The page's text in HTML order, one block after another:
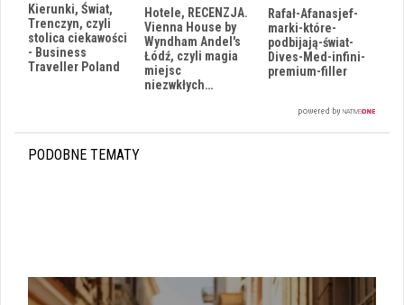
Kierunki, Świat,
Trenczyn, czyli
stolica ciekawości
- Business
Traveller Poland
Hotele, RECENZJA.
Vienna House by
Wyndham Andel's
Łódź, czyli magia
miejsc
niezwkłych…
Rafał-Afanasjef-
marki-które-
podbijają-świat-
Dives-Med-infini-
premium-filler
PODOBNE TEMATY